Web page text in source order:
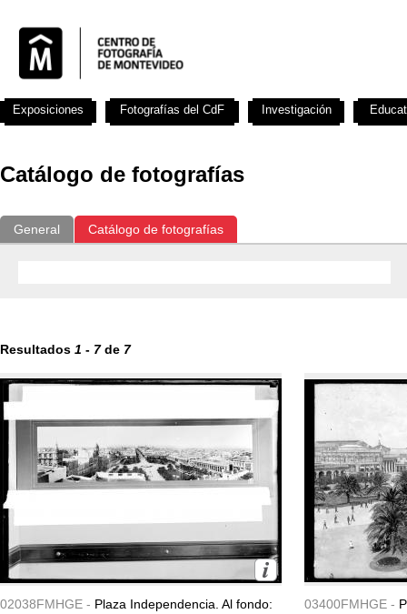
Catálogo de fotografías
General Catálogo de fotografías
Resultados 1 - 7de 7
02038FMHGE - Plaza Independencia. Al fondo:
03400FMHGE -
Exposiciones Fotografías del CdF Investigación